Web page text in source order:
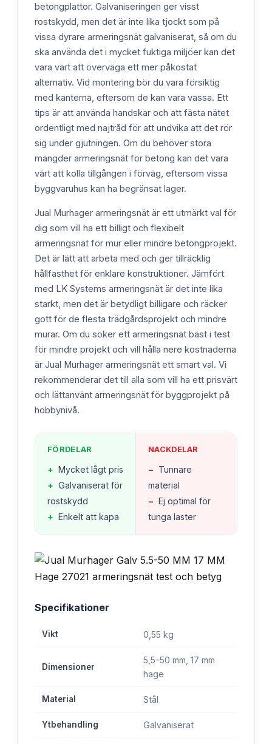
betongplattor. Galvaniseringen ger visst
rostskydd, men det är inte lika tjockt som på
vissa dyrare armeringsnät galvaniserat, så om du
ska använda det i mycket fuktiga miljöer kan det
vara värt att överväga ett mer påkostat
alternativ. Vid montering bör du vara försiktig
med kanterna, eftersom de kan vara vassa. Ett
tips är att använda handskar och att fästa nätet
ordentligt med najtråd för att undvika att det rör
sig under gjutningen. Om du behöver stora
mängder armeringsnät för betong kan det vara
värt att kolla tillgången i förväg, eftersom vissa
byggvaruhus kan ha begränsat lager.
Jual Murhager armeringsnät är ett utmärkt val för
dig som vill ha ett billigt och flexibelt
armeringsnät för mur eller mindre betongprojekt.
Det är lätt att arbeta med och ger tillräcklig
hållfasthet för enklare konstruktioner. Jämfört
med LK Systems armeringsnät är det inte lika
starkt, men det är betydligt billigare och räcker
gott för de flesta trädgårdsprojekt och mindre
murar. Om du söker ett armeringsnät bäst i test
för mindre projekt och vill hålla nere kostnaderna
är Jual Murhager armeringsnät ett smart val. Vi
rekommenderar det till alla som vill ha ett prisvärt
och lättanvänt armeringsnät för byggprojekt på
hobbynivå.
FÖRDELAR
+ Mycket lågt pris
+ Galvaniserat för
rostskydd
+ Enkelt att kapa
NACKDELAR
− Tunnare
material
− Ej optimal för
tunga laster
Specifikationer
Vikt 0,55 kg
Dimensioner
5,5-50 mm, 17 mm
hage
Material Stål
Ytbehandling Galvaniserat